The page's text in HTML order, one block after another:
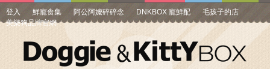
登入 鮮寵食集 阿公阿嬤碎碎念 DNKBOX 寵鮮配
毛孩子的店
美樂狗品牌官網